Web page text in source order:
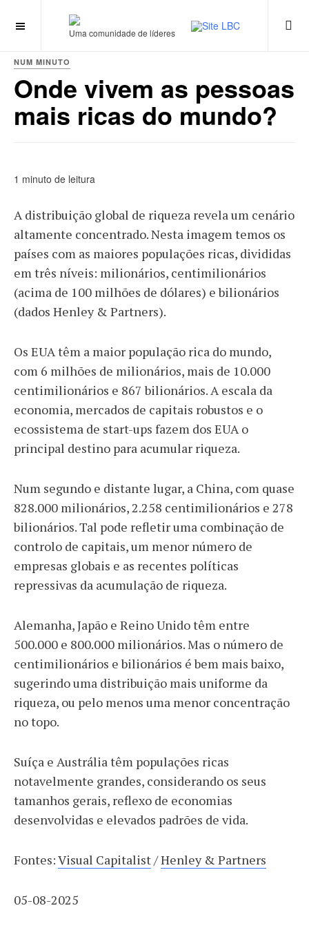
Uma comunidade de líderes
NUM MINUTO
Onde vivem as pessoas
mais ricas do mundo?
1 minuto de leitura
A distribuição global de riqueza revela um cenário
altamente concentrado. Nesta imagem temos os
países com as maiores populações ricas, divididas
em três níveis: milionários, centimilionários
(acima de 100 milhões de dólares) e bilionários
(dados Henley & Partners).
Os EUA têm a maior população rica do mundo,
com 6 milhões de milionários, mais de 10.000
centimilionários e 867 bilionários. A escala da
economia, mercados de capitais robustos e o
ecossistema de start-ups fazem dos EUA o
principal destino para acumular riqueza.
Num segundo e distante lugar, a China, com quase
828.000 milionários, 2.258 centimilionários e 278
bilionários. Tal pode refletir uma combinação de
controlo de capitais, um menor número de
empresas globais e as recentes políticas
repressivas da acumulação de riqueza.
Alemanha, Japão e Reino Unido têm entre
500.000 e 800.000 milionários. Mas o número de
centimilionários e bilionários é bem mais baixo,
sugerindo uma distribuição mais uniforme da
riqueza, ou pelo menos uma menor concentração
no topo.
Suíça e Austrália têm populações ricas
notavelmente grandes, considerando os seus
tamanhos gerais, reflexo de economias
desenvolvidas e elevados padrões de vida.
Fontes:Visual Capitalist/Henley & Partners
05-08-2025